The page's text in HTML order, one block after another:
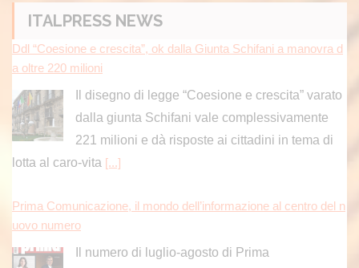
ITALPRESS NEWS
Ddl “Coesione e crescita”, ok dalla Giunta Schifani a manovra d
a oltre 220 milioni
Il disegno di legge “Coesione e crescita” varato
dalla giunta Schifani vale complessivamente
221 milioni e dà risposte ai cittadini in tema di
lotta al caro-vita [...]
Prima Comunicazione, il mondo dell’informazione al centro del n
uovo numero
Il numero di luglio-agosto di Prima